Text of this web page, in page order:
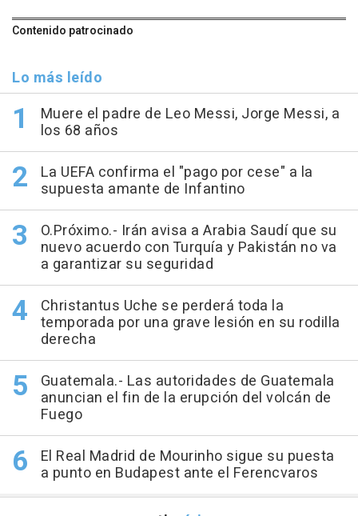
Contenido patrocinado
Lo más leído
Muere el padre de Leo Messi, Jorge Messi, a
los 68 años
La UEFA confirma el "pago por cese" a la
supuesta amante de Infantino
O.Próximo.- Irán avisa a Arabia Saudí que su
nuevo acuerdo con Turquía y Pakistán no va
a garantizar su seguridad
Christantus Uche se perderá toda la
temporada por una grave lesión en su rodilla
derecha
Guatemala.- Las autoridades de Guatemala
anuncian el fin de la erupción del volcán de
Fuego
El Real Madrid de Mourinho sigue su puesta
a punto en Budapest ante el Ferencvaros